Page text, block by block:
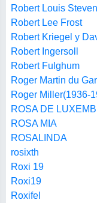
Robert Louis
Robert Lee Frost
Robert Kriegel y
Robert Ingersoll
Robert Fulghum
Roger Martin du
Roger Miller(1936-
ROSA DE
ROSA MIA
ROSALINDA
rosixth
Roxi 19
Roxi19
Roxifel